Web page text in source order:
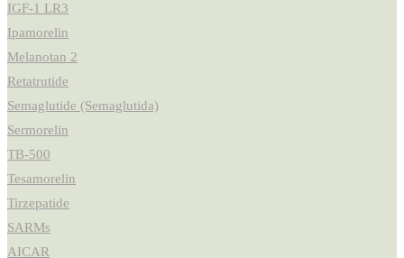
IGF-1 LR3
Ipamorelin
Melanotan 2
Retatrutide
Semaglutide (Semaglutida)
Sermorelin
TB-500
Tesamorelin
Tirzepatide
SARMs
AICAR